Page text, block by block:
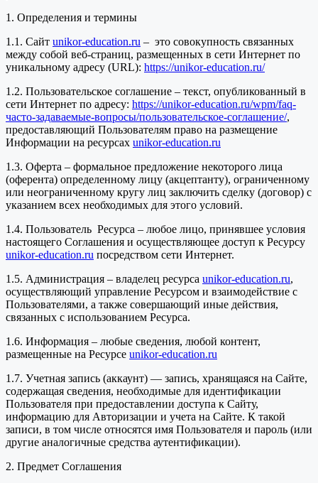
1. Определения и термины
1.1. Сайт unikor-education.ru – это совокупность связанных
между собой веб-страниц, размещенных в сети Интернет по
уникальному адресу (URL): https://unikor-education.ru/
1.2. Пользовательское соглашение – текст, опубликованный в
сети Интернет по адресу: https://unikor-education.ru/wpm/faq-
часто-задаваемые-вопросы/пользовательское-соглашение/,
предоставляющий Пользователям право на размещение
Информации на ресурсах unikor-education.ru
1.3. Оферта – формальное предложение некоторого лица
(оферента) определенному лицу (акцептанту), ограниченному
или неограниченному кругу лиц заключить сделку (договор) с
указанием всех необходимых для этого условий.
1.4. Пользователь Ресурса – любое лицо, принявшее условия
настоящего Соглашения и осуществляющее доступ к Ресурсу
unikor-education.ru посредством сети Интернет.
1.5. Администрация – владелец ресурса unikor-education.ru,
осуществляющий управление Ресурсом и взаимодействие с
Пользователями, а также совершающий иные действия,
связанных с использованием Ресурса.
1.6. Информация – любые сведения, любой контент,
размещенные на Ресурсе unikor-education.ru
1.7. Учетная запись (аккаунт) — запись, хранящаяся на Сайте,
содержащая сведения, необходимые для идентификации
Пользователя при предоставлении доступа к Сайту,
информацию для Авторизации и учета на Сайте. К такой
записи, в том числе относятся имя Пользователя и пароль (или
другие аналогичные средства аутентификации).
2. Предмет Соглашения